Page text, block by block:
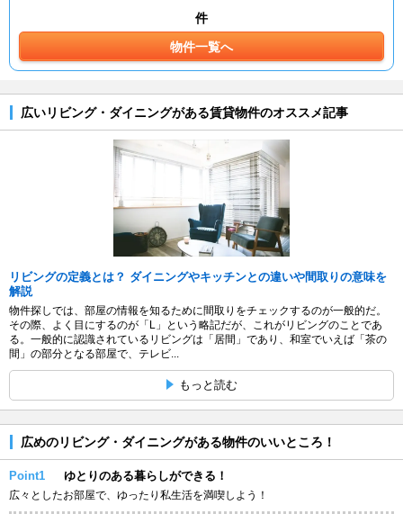
件
物件一覧へ
広いリビング・ダイニングがある賃貸物件のオススメ記事
リビングの定義とは？ ダイニングやキッチンとの違いや間取りの意味を
解説
物件探しでは、部屋の情報を知るために間取りをチェックするのが一般的だ。
その際、よく目にするのが「L」という略記だが、これがリビングのことであ
る。一般的に認識されているリビングは「居間」であり、和室でいえば「茶の
間」の部分となる部屋で、テレビ...
もっと読む
広めのリビング・ダイニングがある物件のいいところ！
Point1 ゆとりのある暮らしができる！
広々としたお部屋で、ゆったり私生活を満喫しよう！